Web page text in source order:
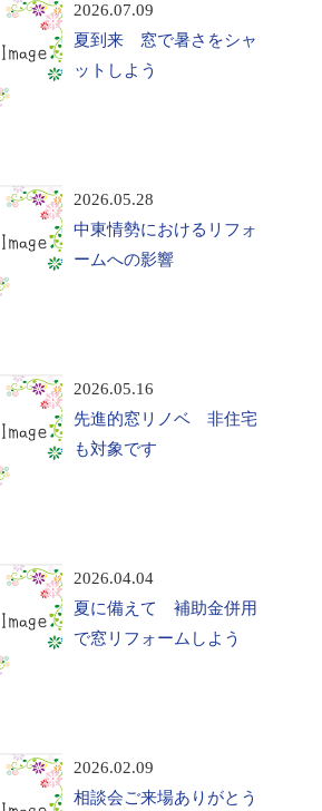
2026.07.09
夏到来 窓で暑さをシャ
ットしよう
2026.05.28
中東情勢におけるリフォ
ームへの影響
2026.05.16
先進的窓リノベ 非住宅
も対象です
2026.04.04
夏に備えて 補助金併用
で窓リフォームしよう
2026.02.09
相談会ご来場ありがとう